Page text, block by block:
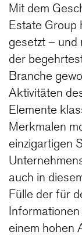
Mit dem
Estate Group
gesetzt – und
der
Branche
Aktivitäten
Elemente
Merkmalen
einzigartigen
auch in
Fülle der für
einem hohen